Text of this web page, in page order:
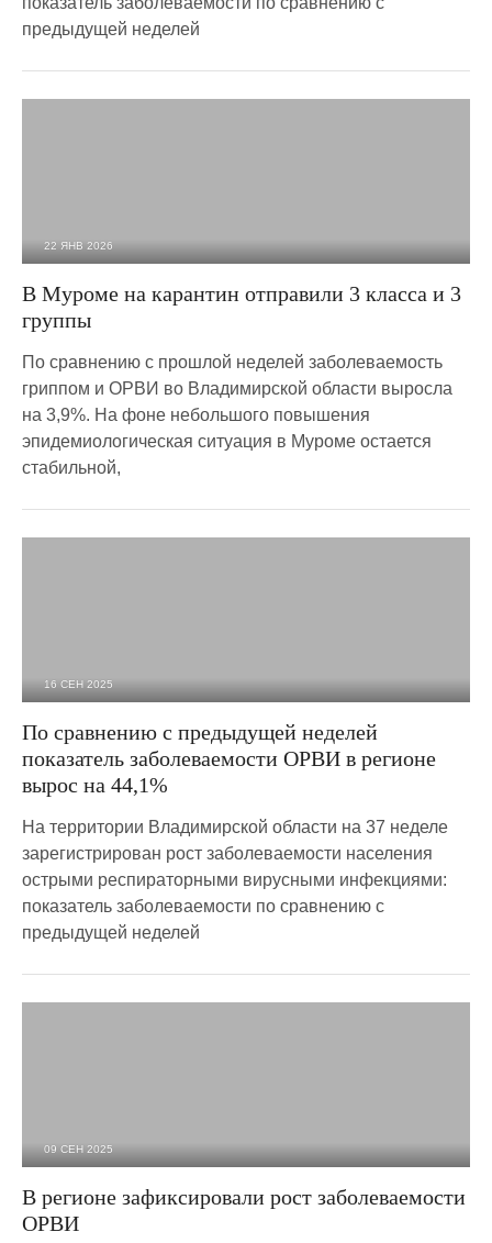
предыдущей неделей
22 ЯНВ 2026
В Муроме на карантин отправили 3 класса и 3
группы
По сравнению с прошлой неделей заболеваемость
гриппом и ОРВИ во Владимирской области выросла
на 3,9%. На фоне небольшого повышения
эпидемиологическая ситуация в Муроме остается
стабильной,
16 СЕН 2025
По сравнению с предыдущей неделей
показатель заболеваемости ОРВИ в регионе
вырос на 44,1%
На территории Владимирской области на 37 неделе
зарегистрирован рост заболеваемости населения
острыми респираторными вирусными инфекциями:
показатель заболеваемости по сравнению с
предыдущей неделей
09 СЕН 2025
В регионе зафиксировали рост заболеваемости
ОРВИ